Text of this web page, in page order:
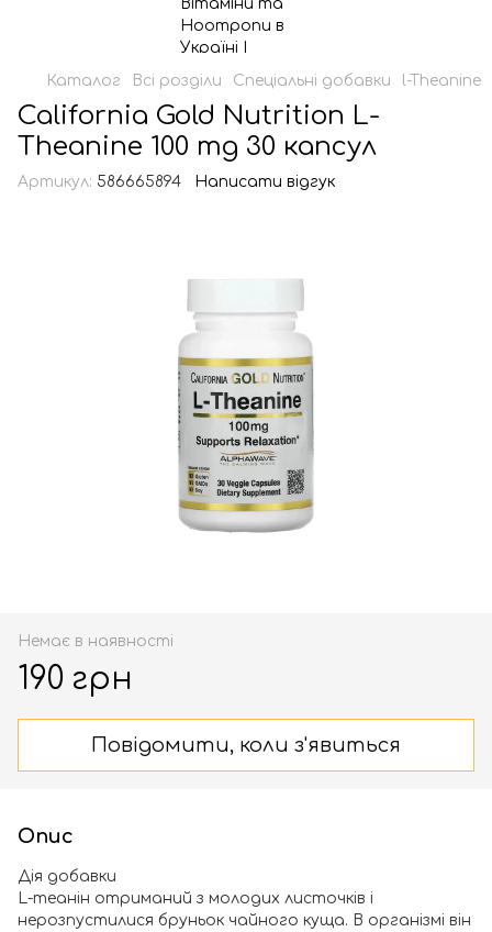
Каталог Всі розділи Спеціальні добавки l-Theanine
California Gold Nutrition L-
Theanine 100 mg 30 капсул
Артикул: 586665894 Написати відгук
Немає в наявності
190 грн
Повідомити, коли з'явиться
Опис
Дія добавки
L-теанін отриманий з молодих листочків і
нерозпустилися бруньок чайного куща. В організмі він